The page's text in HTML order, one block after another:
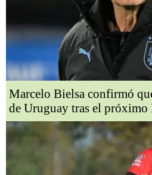
Marcelo Bielsa confirmó
de Uruguay tras el